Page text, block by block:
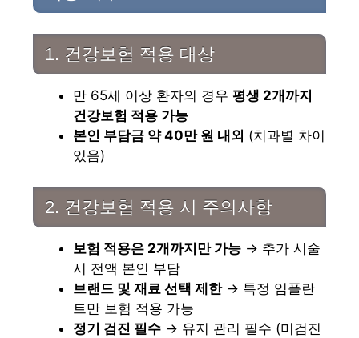
1. 건강보험 적용 대상
만 65세 이상 환자의 경우 평생 2개까지
건강보험 적용 가능
본인 부담금 약 40만 원 내외 (치과별 차이
있음)
2. 건강보험 적용 시 주의사항
보험 적용은 2개까지만 가능 → 추가 시술
시 전액 본인 부담
브랜드 및 재료 선택 제한→ 특정 임플란
트만 보험 적용 가능
정기 검진 필수 → 유지 관리 필수 (미검진